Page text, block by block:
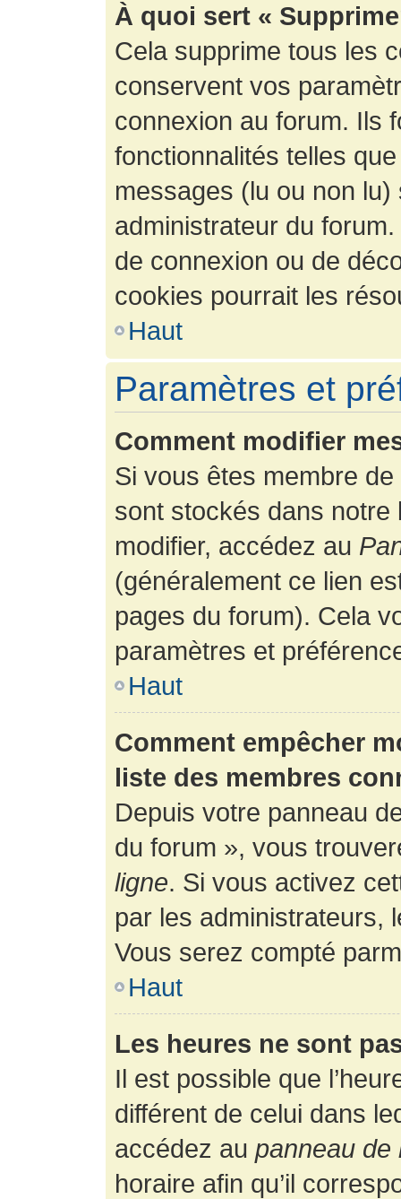
À quoi sert «
Cela supprime tous les
conservent vos
connexion au forum. Ils
fonctionnalités telles
messages (lu ou non
administrateur du
de connexion ou de
cookies pourrait les
Haut
Paramètres et
Comment modifier
Si vous êtes membre
sont stockés dans
modifier, accédez au
(généralement ce lien
pages du forum). Cela
paramètres et
Haut
Comment empêcher
liste des membres
Depuis votre panneau
du forum », vous
ligne. Si vous activez
par les administrateurs,
Vous serez compté
Haut
Les heures ne sont
Il est possible que
différent de celui dans
accédez au panneau de
horaire afin qu’il